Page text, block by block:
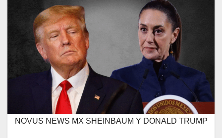
NOVUS NEWS MX SHEINBAUM Y DONALD TRUMP